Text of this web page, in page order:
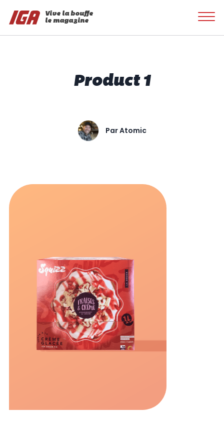
Vive la bouffe
le magazine
Product 1
ParAtomic